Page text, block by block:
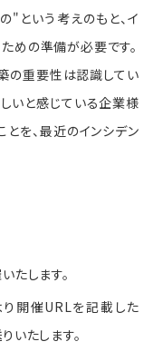
"という考えのもと、イ
めの準備が必要です。
の重要性は認識してい
いと感じている企業様
を、最近のインシデン
たします。
開催URLを記載した
いたします。